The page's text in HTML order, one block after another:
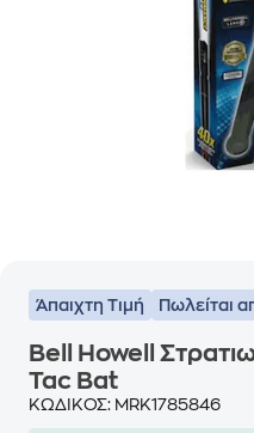
Άπαιχτη Τιμή Πωλείται
Bell Howell
Tac Bat
ΚΩΔΙΚΟΣ: MRK1785846